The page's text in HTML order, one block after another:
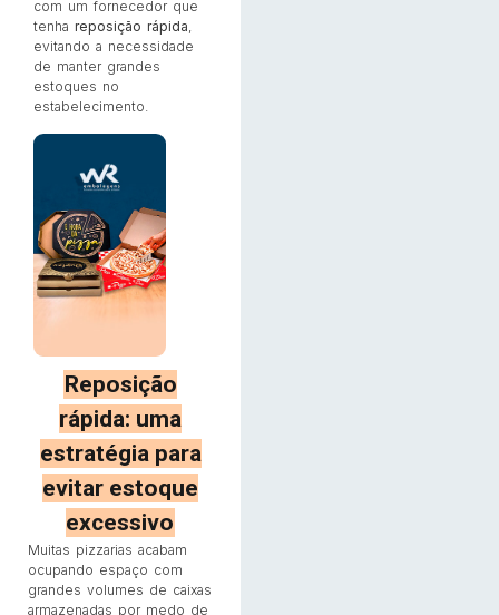
com um fornecedor que
tenha reposição rápida,
evitando a necessidade
de manter grandes
estoques no
estabelecimento.
Reposição
rápida: uma
estratégia para
evitar estoque
excessivo
Muitas pizzarias acabam
ocupando espaço com
grandes volumes de caixas
armazenadas por medo de